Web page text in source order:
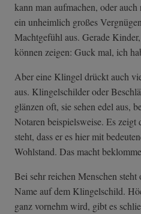
kann man aufmachen, oder
ein unheimlich großes
Machtgefühl aus. Gerade
können zeigen: Guck mal, ich
Aber eine Klingel drückt auch
aus. Klingelschilder oder
glänzen oft, sie sehen edel aus,
Notaren beispielsweise. Es
steht, dass er es hier mit
Wohlstand. Das macht
Bei sehr reichen Menschen
Name auf dem Klingelschild.
ganz vornehm wird, gibt es